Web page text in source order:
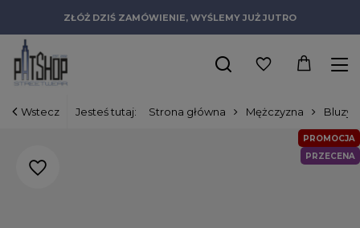
ZŁÓŻ DZIŚ ZAMÓWIENIE, WYŚLEMY JUŻ JUTRO
Wstecz Jesteś tutaj: Strona główna Mężczyzna Bluzy
PROMOCJA
PRZECENA